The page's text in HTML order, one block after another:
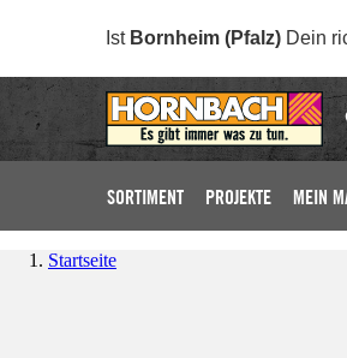
Ist Bornheim (Pfalz) Dein
SORTIMENT PROJEKTE MEIN
Startseite